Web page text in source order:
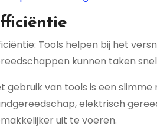
Tools helpen bij het
kunnen taken
gebruik van tools is een
elektrisch
uit te voeren.